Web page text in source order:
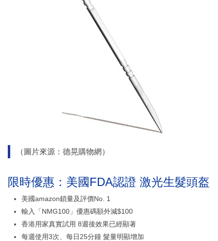
（圖片來源：德晃購物網）
限時優惠：美國FDA認證 激光生髮頭盔
美國amazon鎖量及評價No. 1
輸入「NMG100」優惠碼額外減$100
香港用家真實試用 8週後效果已經顯著
每週使用3次、每日25分鐘 髮量明顯增加